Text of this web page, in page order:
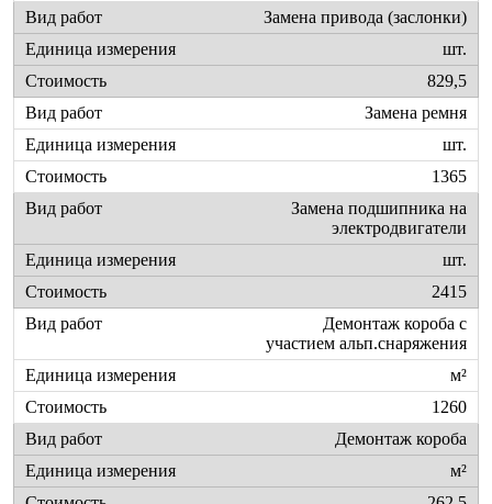
Замена привода (заслонки)
шт.
829,5
Замена ремня
шт.
1365
Замена подшипника на
электродвигатели
шт.
2415
Демонтаж короба с
участием альп.снаряжения
м²
1260
Демонтаж короба
м²